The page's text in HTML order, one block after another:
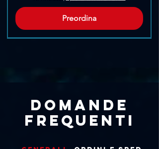
Preordina
Domande
frequenti